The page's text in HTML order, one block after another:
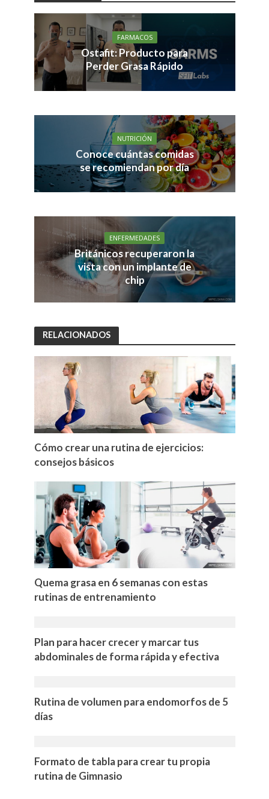
FARMACOS
Ostafit: Producto para
Perder Grasa Rápido
NUTRICIÓN
Conoce cuántas comidas
se recomiendan por día
ENFERMEDADES
Británicos recuperaron la
vista con un implante de
chip
RELACIONADOS
Cómo crear una rutina de ejercicios:
consejos básicos
Quema grasa en 6 semanas con estas
rutinas de entrenamiento
Plan para hacer crecer y marcar tus
abdominales de forma rápida y efectiva
Rutina de volumen para endomorfos de 5
días
Formato de tabla para crear tu propia
rutina de Gimnasio